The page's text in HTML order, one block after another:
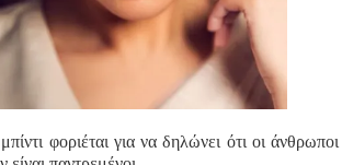
φοριέται για να δηλώνει ότι οι άνθρωποι